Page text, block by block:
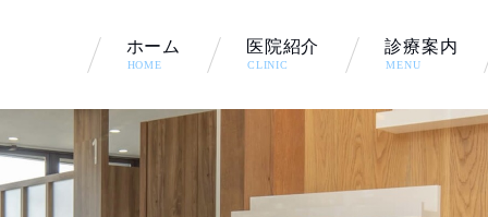
ホーム
HOME
医院紹介
CLINIC
当院の特徴
診療案内
MENU
健康維持･全身管理